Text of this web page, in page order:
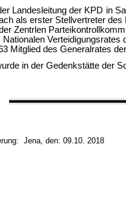
Landesleitung der KPD in
als erster Stellvertreter
Zentrlen
Nationalen Verteidigungsrates
Mitglied des Generalrates
in der Gedenkstätte der
Jena, den: 09.10. 2018